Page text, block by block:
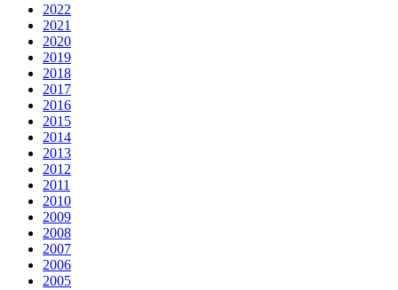
2022
2021
2020
2019
2018
2017
2016
2015
2014
2013
2012
2011
2010
2009
2008
2007
2006
2005